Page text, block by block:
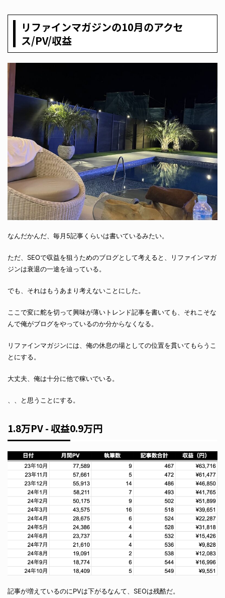
リファインマガジンの10月のアクセ
ス/PV/収益
なんだかんだ、毎月5記事くらいは書いているみたい。
ただ、SEOで収益を狙うためのブログとして考えると、リファインマガ
ジンは衰退の一途を辿っている。
でも、それはもうあまり考えないことにした。
ここで変に舵を切って興味が薄いトレンド記事を書いても、それこそな
んで俺がブログをやっているのか分からなくなる。
リファインマガジンには、俺の休息の場としての位置を貫いてもらうこ
とにする。
大丈夫、俺は十分に他で稼いでいる。
、、と思うことにする。
1.8万PV - 収益0.9万円
記事が増えているのにPVは下がるなんて、SEOは残酷だ。